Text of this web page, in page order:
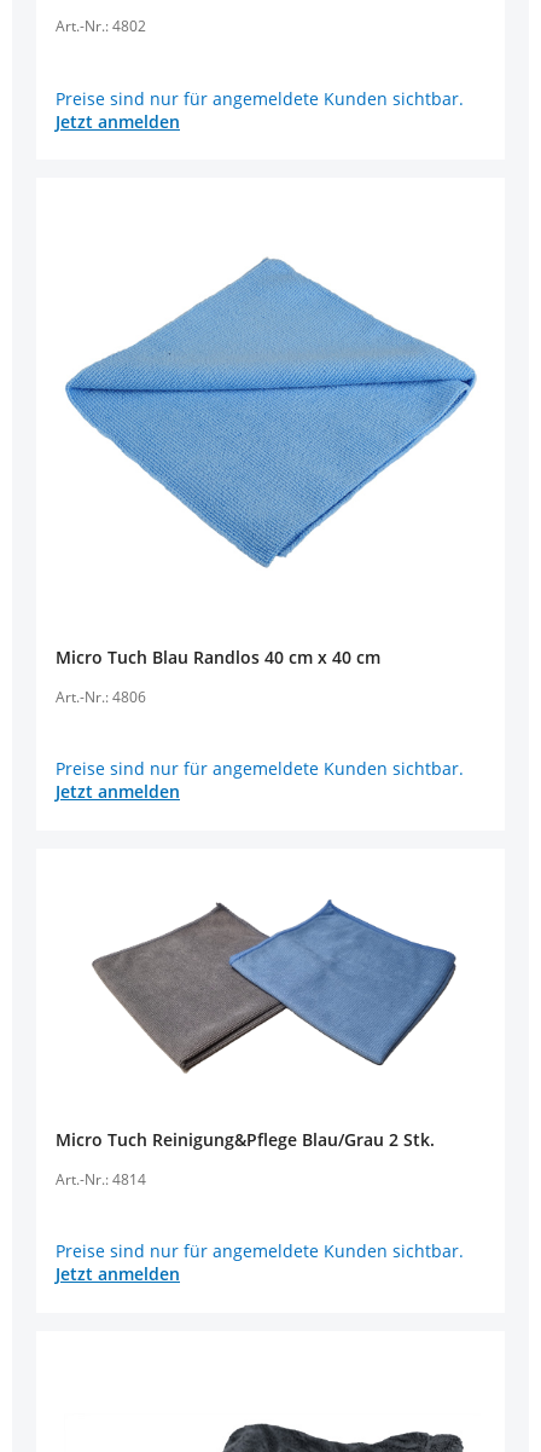
Art.-Nr.: 4802
Preise sind nur für angemeldete Kunden sichtbar.
Jetzt anmelden
Micro Tuch Blau Randlos 40 cm x 40 cm
Art.-Nr.: 4806
Preise sind nur für angemeldete Kunden sichtbar.
Jetzt anmelden
Micro Tuch Reinigung&Pflege Blau/Grau 2 Stk.
Art.-Nr.: 4814
Preise sind nur für angemeldete Kunden sichtbar.
Jetzt anmelden